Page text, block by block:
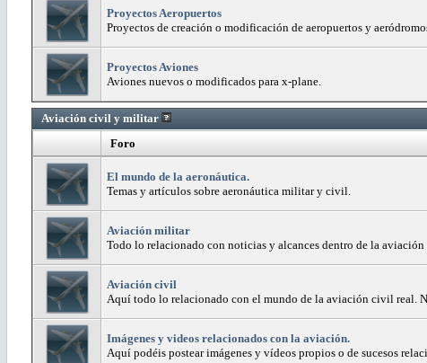
Proyectos Aeropuertos
Proyectos de creación o modificación de aeropuertos y
Proyectos Aviones
Aviones nuevos o modificados para x-plane.
Aviación civil y militar
Foro
El mundo de la aeronáutica.
Temas y artículos sobre aeronáutica militar y civil.
Aviación militar
Todo lo relacionado con noticias y alcances dentro de la
Aviación civil
Aquí todo lo relacionado con el mundo de la aviación civil real.
Imágenes y videos relacionados con la aviación.
Aquí podéis postear imágenes y vídeos propios o de sucesos